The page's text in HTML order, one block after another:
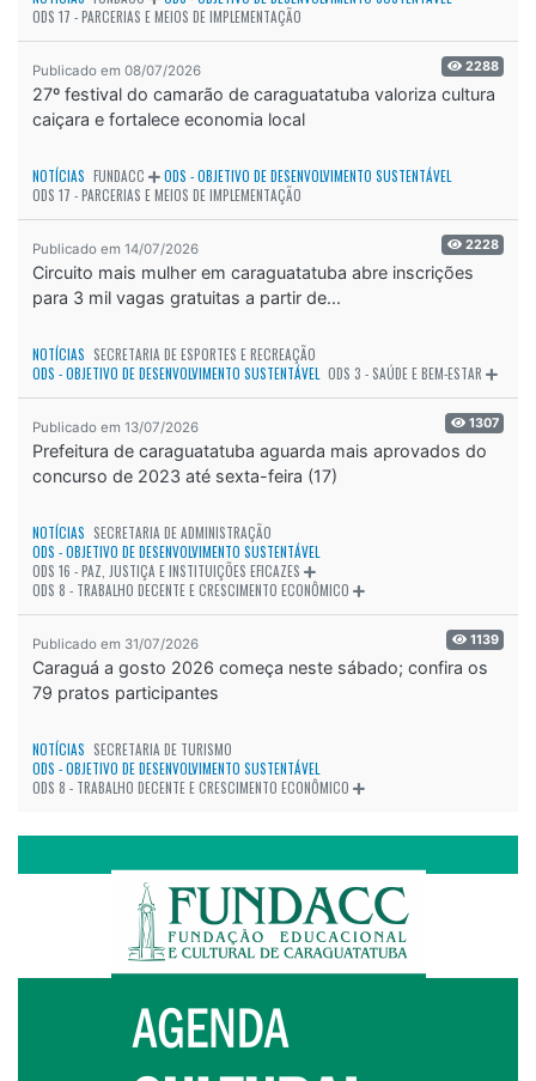
ODS 17 - PARCERIAS E MEIOS DE IMPLEMENTAÇÃO
Publicado em 08/07/2026 2288
27º festival do camarão de caraguatatuba valoriza cultura
caiçara e fortalece economia local
NOTÍCIAS FUNDACC
ODS - OBJETIVO DE DESENVOLVIMENTO SUSTENTÁVEL
ODS 17 - PARCERIAS E MEIOS DE IMPLEMENTAÇÃO
Publicado em 14/07/2026 2228
Circuito mais mulher em caraguatatuba abre inscrições
para 3 mil vagas gratuitas a partir de...
NOTÍCIAS SECRETARIA DE ESPORTES E RECREAÇÃO
ODS - OBJETIVO DE DESENVOLVIMENTO SUSTENTÁVEL ODS 3 - SAÚDE E BEM-ESTAR
Publicado em 13/07/2026 1307
Prefeitura de caraguatatuba aguarda mais aprovados do
concurso de 2023 até sexta-feira (17)
NOTÍCIAS SECRETARIA DE ADMINISTRAÇÃO
ODS - OBJETIVO DE DESENVOLVIMENTO SUSTENTÁVEL
ODS 16 - PAZ, JUSTIÇA E INSTITUIÇÕES EFICAZES
ODS 8 - TRABALHO DECENTE E CRESCIMENTO ECONÔMICO
Publicado em 31/07/2026 1139
Caraguá a gosto 2026 começa neste sábado; confira os
79 pratos participantes
NOTÍCIAS SECRETARIA DE TURISMO
ODS - OBJETIVO DE DESENVOLVIMENTO SUSTENTÁVEL
ODS 8 - TRABALHO DECENTE E CRESCIMENTO ECONÔMICO